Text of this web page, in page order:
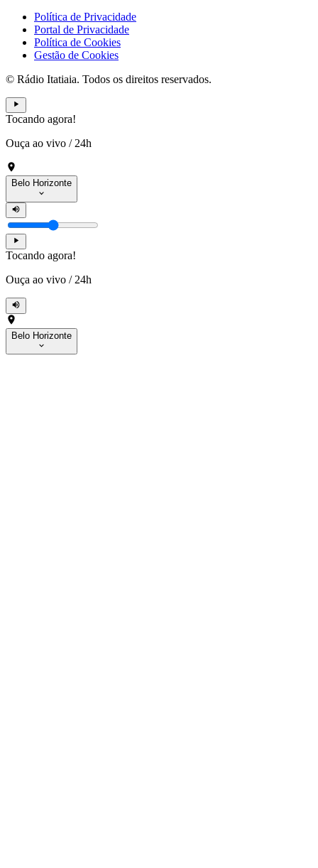
Política de Privacidade
Portal de Privacidade
Política de Cookies
Gestão de Cookies
© Rádio Itatiaia. Todos os direitos reservados.
Tocando agora!
Ouça ao vivo / 24h
Belo Horizonte
Tocando agora!
Ouça ao vivo / 24h
Belo Horizonte